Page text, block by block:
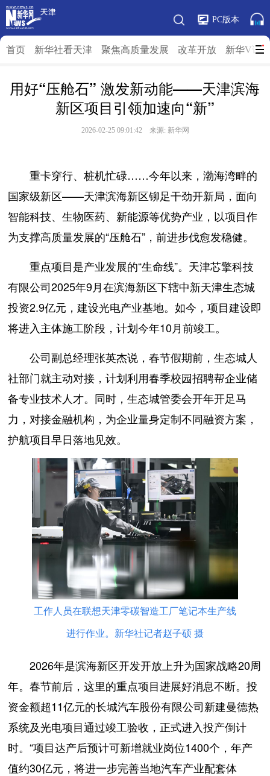
PC版本
首页 新华社看天津 聚焦高质量发展 改革开放 新华V访
用好“压舱石” 激发新动能——天津滨海
新区项目引领加速向“新”
2026-02-25 09:01:42 来源: 新华网
重卡穿行、桩机忙碌……今年以来，渤海湾畔的
国家级新区——天津滨海新区铆足干劲开新局，面向
智能科技、生物医药、新能源等优势产业，以项目作
为支撑高质量发展的“压舱石”，前进步伐愈发稳健。
重点项目是产业发展的“生命线”。天津芯擎科技
有限公司2025年9月在滨海新区下辖中新天津生态城
投资2.9亿元，建设光电产业基地。如今，项目建设即
将进入主体施工阶段，计划今年10月前竣工。
公司副总经理张英杰说，春节假期前，生态城人
社部门就主动对接，计划利用春季校园招聘帮企业储
备专业技术人才。同时，生态城管委会开年开足马
力，对接金融机构，为企业量身定制不同融资方案，
护航项目早日落地见效。
工作人员在联想天津零碳智造工厂笔记本生产线
进行作业。新华社记者赵子硕 摄
2026年是滨海新区开发开放上升为国家战略20周
年。春节前后，这里的重点项目进展好消息不断。投
资金额超11亿元的长城汽车股份有限公司新建曼德热
系统及光电项目通过竣工验收，正式进入投产倒计
时。“项目达产后预计可新增就业岗位1400个，年产
值约30亿元，将进一步完善当地汽车产业配套体